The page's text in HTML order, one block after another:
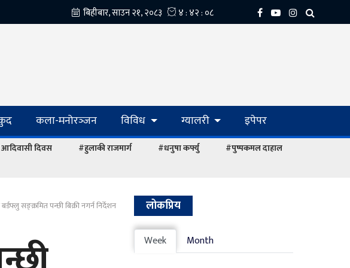
कला-मनोरञ्‍जन विविध ग्यालरी इपेपर
आदिवासी दिवस #हुलाकी राजमार्ग #धनुषा कर्फ्यु
#पुष्पकमल दाहाल
बर्डफ्लु सङ्क्रमित पन्छी बिक्री नगर्न निर्देशन लोकप्रिय
Week Month